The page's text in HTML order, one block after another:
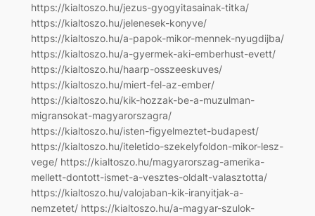
https://kialtoszo.hu/jezus-gyogyitasainak-titka/
https://kialtoszo.hu/jelenesek-konyve/
https://kialtoszo.hu/a-papok-mikor-mennek-nyugdijba/
https://kialtoszo.hu/a-gyermek-aki-emberhust-evett/
https://kialtoszo.hu/haarp-osszeeskuves/
https://kialtoszo.hu/miert-fel-az-ember/
https://kialtoszo.hu/kik-hozzak-be-a-muzulman-
migransokat-magyarorszagra/
https://kialtoszo.hu/isten-figyelmeztet-budapest/
https://kialtoszo.hu/iteletido-szekelyfoldon-mikor-lesz-
vege/ https://kialtoszo.hu/magyarorszag-amerika-
mellett-dontott-ismet-a-vesztes-oldalt-valasztotta/
https://kialtoszo.hu/valojaban-kik-iranyitjak-a-
nemzetet/ https://kialtoszo.hu/a-magyar-szulok-